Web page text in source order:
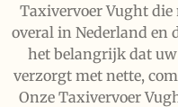
Taxivervoer Vught
overal in Nederland en
het belangrijk dat
verzorgt met nette,
Onze Taxivervoer